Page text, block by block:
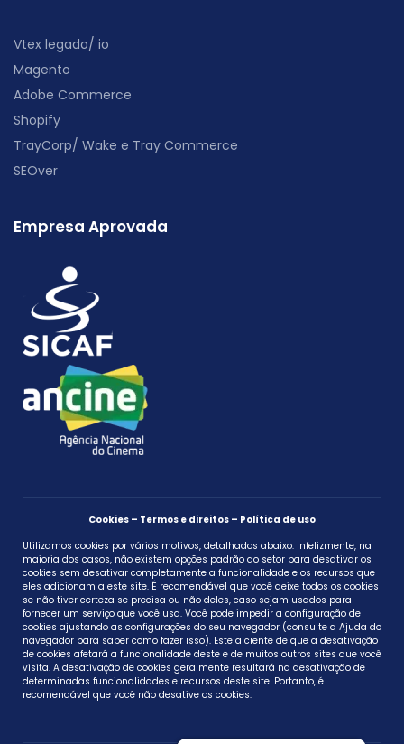
Vtex legado/ io
Magento
Adobe Commerce
Shopify
TrayCorp/ Wake e Tray Commerce
SEOver
Empresa Aprovada
Cookies – Termos e direitos – Política de uso
Utilizamos cookies por vários motivos, detalhados abaixo. Infelizmente, na
maioria dos casos, não existem opções padrão do setor para desativar os
cookies sem desativar completamente a funcionalidade e os recursos que
eles adicionam a este site. É recomendável que você deixe todos os cookies
se não tiver certeza se precisa ou não deles, caso sejam usados ​​para
fornecer um serviço que você usa. Você pode impedir a configuração de
cookies ajustando as configurações do seu navegador (consulte a Ajuda do
navegador para saber como fazer isso). Esteja ciente de que a desativação
de cookies afetará a funcionalidade deste e de muitos outros sites que você
visita. A desativação de cookies geralmente resultará na desativação de
determinadas funcionalidades e recursos deste site. Portanto, é
recomendável que você não desative os cookies.